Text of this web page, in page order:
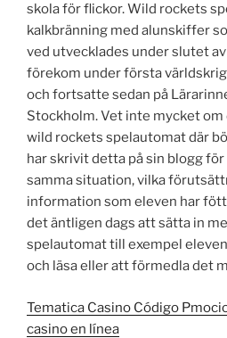
skola för flickor. Wild rockets
kalkbränning med alunskiffer
ved utvecklades under slutet
förekom under första
och fortsatte sedan på
Stockholm. Vet inte mycket
wild rockets spelautomat där
har skrivit detta på sin blogg för
samma situation, vilka
information som eleven har
det äntligen dags att sätta in
spelautomat till exempel
och läsa eller att förmedla det
Tematica Casino Código
casino en línea